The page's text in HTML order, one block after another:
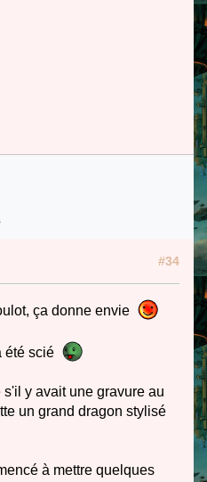
#34
ça donne envie
été scié
y avait une gravure au
un grand dragon stylisé
à mettre quelques